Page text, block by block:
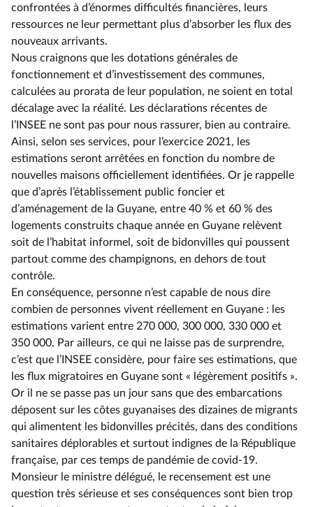
confrontées à d’énormes difficultés financières, leurs
ressources ne leur permettant plus d’absorber les flux des
nouveaux arrivants.
Nous craignons que les dotations générales de
fonctionnement et d’investissement des communes,
calculées au prorata de leur population, ne soient en total
décalage avec la réalité. Les déclarations récentes de
l’INSEE ne sont pas pour nous rassurer, bien au contraire.
Ainsi, selon ses services, pour l’exercice 2021, les
estimations seront arrêtées en fonction du nombre de
nouvelles maisons officiellement identifiées. Or je rappelle
que d’après l’établissement public foncier et
d’aménagement de la Guyane, entre 40 % et 60 % des
logements construits chaque année en Guyane relèvent
soit de l’habitat informel, soit de bidonvilles qui poussent
partout comme des champignons, en dehors de tout
contrôle.
En conséquence, personne n’est capable de nous dire
combien de personnes vivent réellement en Guyane : les
estimations varient entre 270 000, 300 000, 330 000 et
350 000. Par ailleurs, ce qui ne laisse pas de surprendre,
c’est que l’INSEE considère, pour faire ses estimations, que
les flux migratoires en Guyane sont « légèrement positifs ».
Or il ne se passe pas un jour sans que des embarcations
déposent sur les côtes guyanaises des dizaines de migrants
qui alimentent les bidonvilles précités, dans des conditions
sanitaires déplorables et surtout indignes de la République
française, par ces temps de pandémie de covid-19.
Monsieur le ministre délégué, le recensement est une
question très sérieuse et ses conséquences sont bien trop